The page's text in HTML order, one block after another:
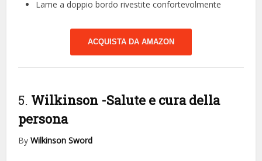
Lame a doppio bordo rivestite confortevolmente
ACQUISTA DA AMAZON
5. Wilkinson -Salute e cura della
persona
ByWilkinson Sword